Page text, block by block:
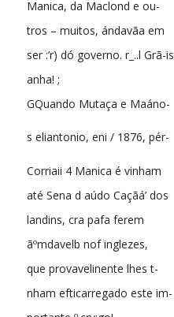
Manica, da Maclond e ou-
tros – muitos, ándavãa em
ser :’r) dó governo. r_..l Grã-is
anha! ;
GQuando Mutaça e Maáno-
s eliantonio, eni / 1876, pér-
Corriaii 4 Manica é vinham
até Sena d aúdo Caçãá’ dos
landins, cra pafa ferem
ãºmdavelb nof inglezes,
que provavelinente lhes t-
nham efticarregado este im-